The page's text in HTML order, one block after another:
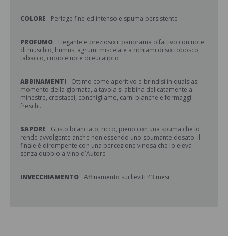
COLORE Perlage fine ed intenso e spuma persistente
PROFUMO
Elegante e prezioso il panorama olfattivo con note
di muschio, humus, agrumi miscelate a richiami di sottobosco,
tabacco, cuoio e note di eucalipto
ABBINAMENTI
Ottimo come aperitivo e brindisi in qualsiasi
momento della giornata, a tavola si abbina delicatamente a
minestre, crostacei, conchigliame, carni bianche e formaggi
freschi.
SAPORE
Gusto bilanciato, ricco, pieno con una spuma che lo
rende avvolgente anche non essendo uno spumante dosato. il
finale è dirompente con una percezione vinosa che lo eleva
senza dubbio a Vino d’Autore
INVECCHIAMENTO Affinamento sui lieviti 43 mesi